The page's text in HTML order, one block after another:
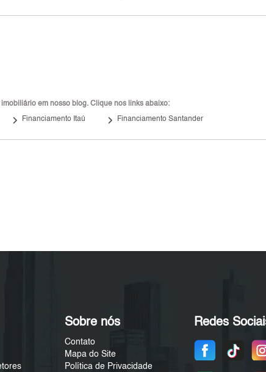
em nosso blog. Clique nos links abaixo:
keyboard_arrow_right Financiamento Itaú keyboard_arrow_right Financiamento Santander
Sobre nós
Contato
Mapa do Site
Política de Privacidade
Redes